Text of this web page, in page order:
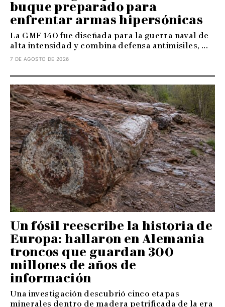
buque preparado para
enfrentar armas hipersónicas
La GMF 140 fue diseñada para la guerra naval de
alta intensidad y combina defensa antimisiles, ...
7 DE AGOSTO DE 2026
Un fósil reescribe la historia de
Europa: hallaron en Alemania
troncos que guardan 300
millones de años de
información
Una investigación descubrió cinco etapas
minerales dentro de madera petrificada de la era